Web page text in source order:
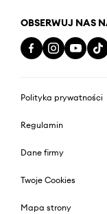
OBSERWUJ NAS
Polityka prywatności
Regulamin
Dane firmy
Twoje Cookies
Mapa strony